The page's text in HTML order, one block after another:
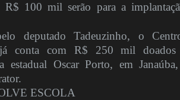
R$ 100 mil serão para a
deputado Tadeuzinho, o
já conta com R$ 250 mil doados
estadual Oscar Porto, em
ESCOLA